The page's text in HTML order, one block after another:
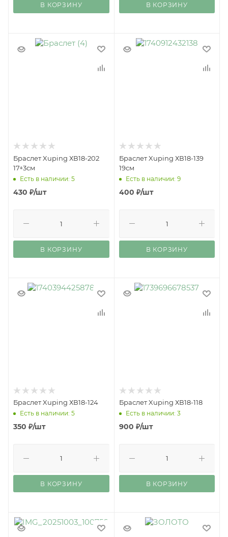
В КОРЗИНУ В КОРЗИНУ
Браслет Xuping ХВ18-202
17+3см
Есть в наличии: 5
430 ₽/шт
В КОРЗИНУ
Браслет Xuping ХВ18-139
19см
Есть в наличии: 9
400 ₽/шт
В КОРЗИНУ
Браслет Xuping ХВ18-124
Есть в наличии: 5
350 ₽/шт
В КОРЗИНУ
Браслет Xuping ХВ18-118
Есть в наличии: 3
900 ₽/шт
В КОРЗИНУ